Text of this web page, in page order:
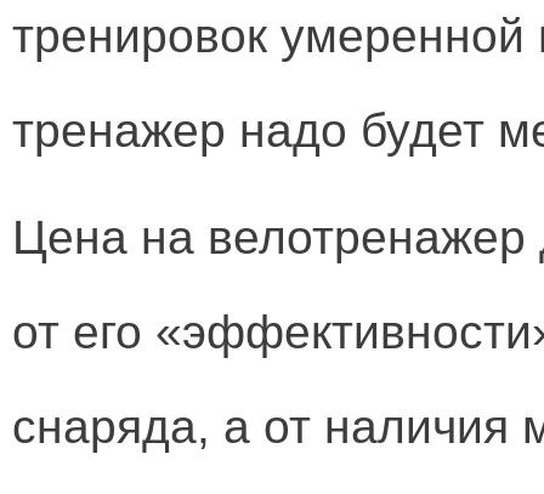
тренировок умеренной
тренажер надо будет
Цена на велотренажер
от его
снаряда, а от наличия